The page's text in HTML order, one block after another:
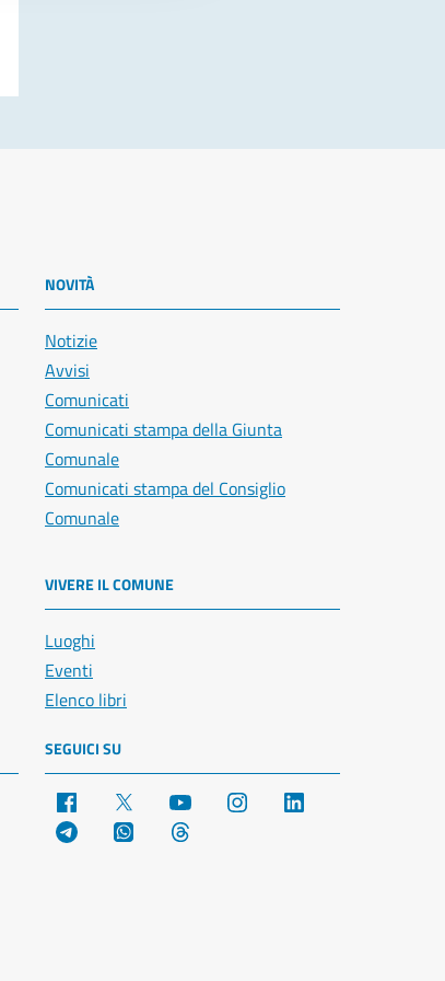
NOVITÀ
Notizie
Avvisi
Comunicati
Comunicati stampa della Giunta
Comunale
Comunicati stampa del Consiglio
Comunale
VIVERE IL COMUNE
Luoghi
Eventi
Elenco libri
SEGUICI SU
Facebook YouTube Instagram
Telegram WhatsApp